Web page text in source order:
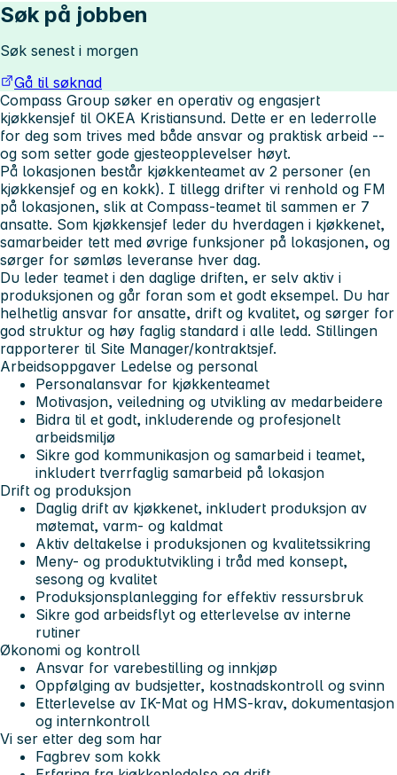
Søk på jobben
Søk senest i morgen
Gå til søknad
Compass Group søker en operativ og engasjert
kjøkkensjef til OKEA Kristiansund. Dette er en lederrolle
for deg som trives med både ansvar og praktisk arbeid --
og som setter gode gjesteopplevelser høyt.
På lokasjonen består kjøkkenteamet av 2 personer (en
kjøkkensjef og en kokk). I tillegg drifter vi renhold og FM
på lokasjonen, slik at Compass-teamet til sammen er 7
ansatte. Som kjøkkensjef leder du hverdagen i kjøkkenet,
samarbeider tett med øvrige funksjoner på lokasjonen, og
sørger for sømløs leveranse hver dag.
Du leder teamet i den daglige driften, er selv aktiv i
produksjonen og går foran som et godt eksempel. Du har
helhetlig ansvar for ansatte, drift og kvalitet, og sørger for
god struktur og høy faglig standard i alle ledd. Stillingen
rapporterer til Site Manager/kontraktsjef.
Arbeidsoppgaver Ledelse og personal
Personalansvar for kjøkkenteamet
Motivasjon, veiledning og utvikling av medarbeidere
Bidra til et godt, inkluderende og profesjonelt
arbeidsmiljø
Sikre god kommunikasjon og samarbeid i teamet,
inkludert tverrfaglig samarbeid på lokasjon
Drift og produksjon
Daglig drift av kjøkkenet, inkludert produksjon av
møtemat, varm- og kaldmat
Aktiv deltakelse i produksjonen og kvalitetssikring
Meny- og produktutvikling i tråd med konsept,
sesong og kvalitet
Produksjonsplanlegging for effektiv ressursbruk
Sikre god arbeidsflyt og etterlevelse av interne
rutiner
Økonomi og kontroll
Ansvar for varebestilling og innkjøp
Oppfølging av budsjetter, kostnadskontroll og svinn
Etterlevelse av IK-Mat og HMS-krav, dokumentasjon
og internkontroll
Vi ser etter deg som har
Fagbrev som kokk